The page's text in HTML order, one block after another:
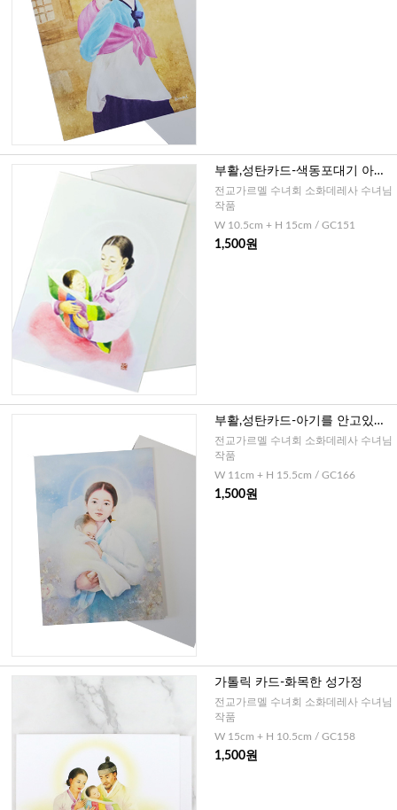
부활,성탄카드-색동포대기 아기
예수님과 성모님
전교가르멜 수녀회 소화데레사 수녀님
작품
W 10.5cm + H 15cm / GC151
1,500원
부활,성탄카드-아기를 안고있는
성모님
전교가르멜 수녀회 소화데레사 수녀님
작품
W 11cm + H 15.5cm / GC166
1,500원
가톨릭 카드-화목한 성가정
전교가르멜 수녀회 소화데레사 수녀님
작품
W 15cm + H 10.5cm / GC158
1,500원